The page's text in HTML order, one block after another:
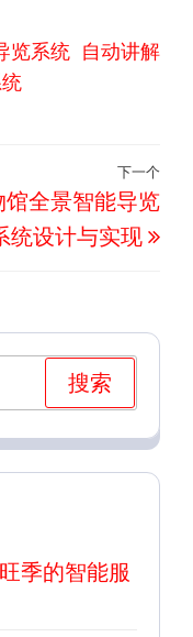
览系统 自动讲解
下
一
下一个
馆全景智能导览
统设计与实现
季的智能服